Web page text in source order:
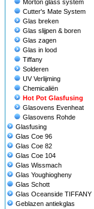
Morton glass system
Cutter's Mate System
Glas breken
Glas slijpen & boren
Glas zagen
Glas in lood
Tiffany
Solderen
UV Verlijming
Chemicaliën
Hot Pot Glasfusing
Glasovens Evenheat
Glasovens Rohde
Glasfusing
Glas Coe 96
Glas Coe 82
Glas Coe 104
Glas Wissmach
Glas Youghiogheny
Glas Schott
Glas Oceanside TIFFANY
Geblazen antiekglas